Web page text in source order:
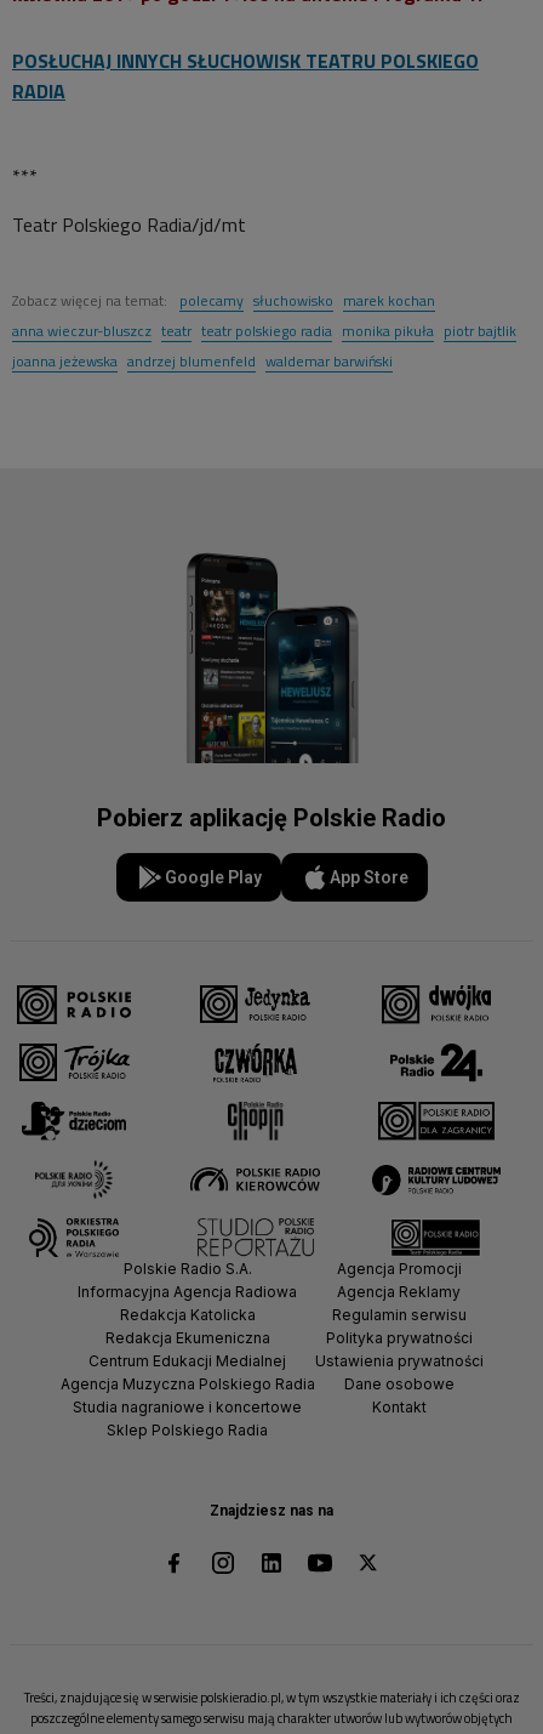
POSŁUCHAJ INNYCH SŁUCHOWISK TEATRU POLSKIEGO
RADIA
***
Teatr Polskiego Radia/jd/mt
Zobacz więcej na temat: polecamy słuchowisko marek kochan
anna wieczur-bluszcz teatr teatr polskiego radia monika pikuła piotr bajtlik
joanna jeżewska andrzej blumenfeld waldemar barwiński
Pobierz aplikację Polskie Radio
Google Play App Store
Znajdziesz nas na
Polskie Radio S.A.
Informacyjna Agencja Radiowa
Redakcja Katolicka
Redakcja Ekumeniczna
Centrum Edukacji Medialnej
Agencja Muzyczna Polskiego Radia
Studia nagraniowe i koncertowe
Sklep Polskiego Radia
Agencja Promocji
Agencja Reklamy
Regulamin serwisu
Polityka prywatności
Ustawienia prywatności
Dane osobowe
Kontakt
Treści, znajdujące się w serwisie polskieradio.pl, w tym wszystkie materiały i ich części oraz
poszczególne elementy samego serwisu mają charakter utworów lub wytworów objętych